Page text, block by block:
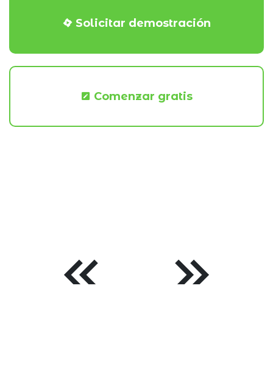
Solicitar demostración
Comenzar gratis